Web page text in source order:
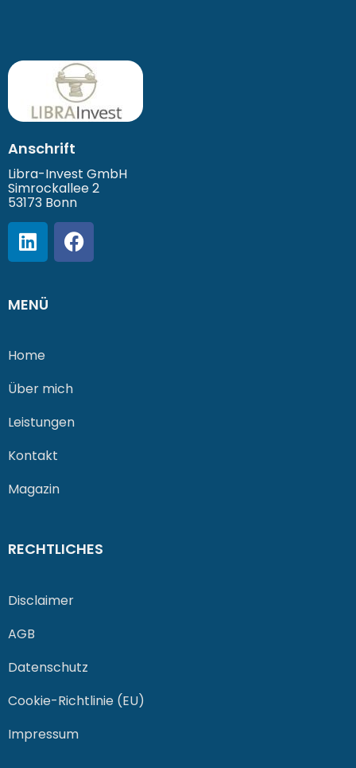
Anschrift
Libra-Invest GmbH
Simrockallee 2
53173 Bonn
MENÜ
Home
Über mich
Leistungen
Kontakt
Magazin
RECHTLICHES
Disclaimer
AGB
Datenschutz
Cookie-Richtlinie (EU)
Impressum